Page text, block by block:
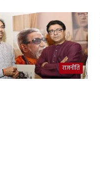
राजनीति